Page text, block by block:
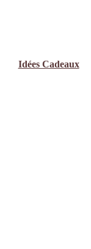
Idées Cadeaux